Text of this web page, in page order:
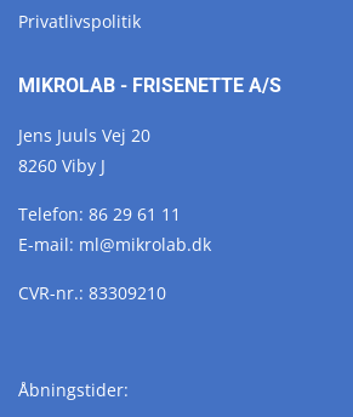
Privatlivspolitik
MIKROLAB - FRISENETTE A/S
Jens Juuls Vej 20
8260 Viby J
Telefon: 86 29 61 11
E-mail: ml@mikrolab.dk
CVR-nr.: 83309210
Åbningstider: